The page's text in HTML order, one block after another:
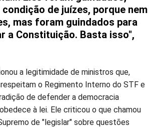
de juízes, porque nem
mas foram guindados para
a Constituição. Basta isso",
a legitimidade de ministros que,
o Regimento Interno do STF e
de defender a democracia
à lei. Ele criticou o que chamou
de "legislar" sobre questões